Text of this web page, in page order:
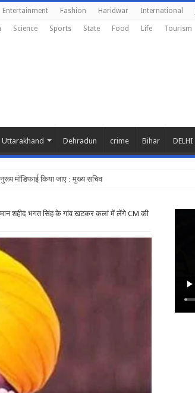
Entertainment Fashion Haridwar International
Science Sports State Food Life Tourism
Uttarakhand Dehradun crime Bihar DELHI
मॉडिफाई किया जाए : मुख्य सचिव
शहीद भगत सिंह के गांव खटकर कलां में लेंगे CM की